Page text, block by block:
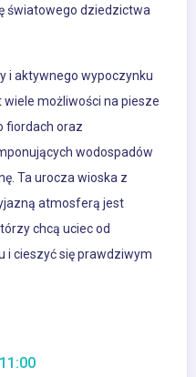
światowego dziedzictwa
i aktywnego wypoczynku
wiele możliwości na piesze
fiordach oraz
wodospadów
Ta urocza wioska z
atmosferą jest
chcą uciec od
i cieszyć się prawdziwym